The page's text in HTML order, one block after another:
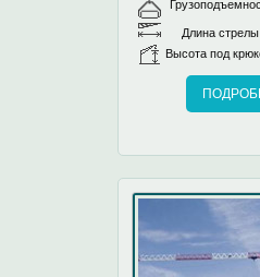
Длина
Высота под